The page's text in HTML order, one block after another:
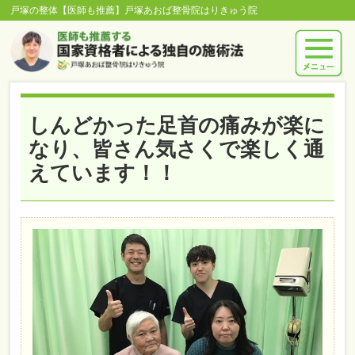
戸塚の整体【医師も推薦】戸塚あおば整骨院はりきゅう院
しんどかった足首の痛みが楽に
なり、皆さん気さくで楽しく通
えています！！